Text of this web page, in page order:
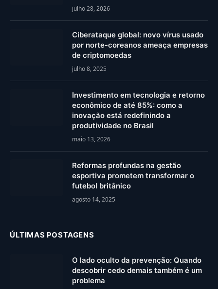
julho 28, 2026
Ciberataque global: novo vírus usado
por norte-coreanos ameaça empresas
de criptomoedas
julho 8, 2025
Investimento em tecnologia e retorno
econômico de até 85%: como a
inovação está redefinindo a
produtividade no Brasil
maio 13, 2026
Reformas profundas na gestão
esportiva prometem transformar o
futebol britânico
agosto 14, 2025
ÚLTIMAS POSTAGENS
O lado oculto da prevenção: Quando
descobrir cedo demais também é um
problema